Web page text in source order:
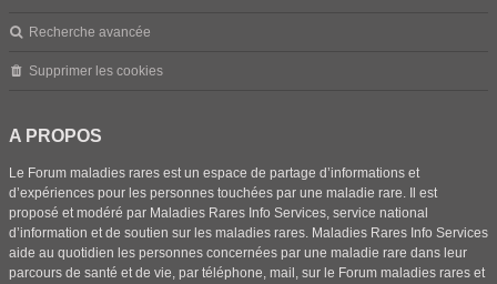
Recherche avancée
Supprimer les cookies
A PROPOS
Le Forum maladies rares est un espace de partage d’informations et
d’expériences pour les personnes touchées par une maladie rare. Il est
proposé et modéré par Maladies Rares Info Services, service national
d’information et de soutien sur les maladies rares. Maladies Rares Info Services
aide au quotidien les personnes concernées par une maladie rare dans leur
parcours de santé et de vie, par téléphone, mail, sur le Forum maladies rares et